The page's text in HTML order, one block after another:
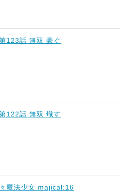
123話 無双 豪ぐ
122話 無双 熾す
魔法少女 majical:16